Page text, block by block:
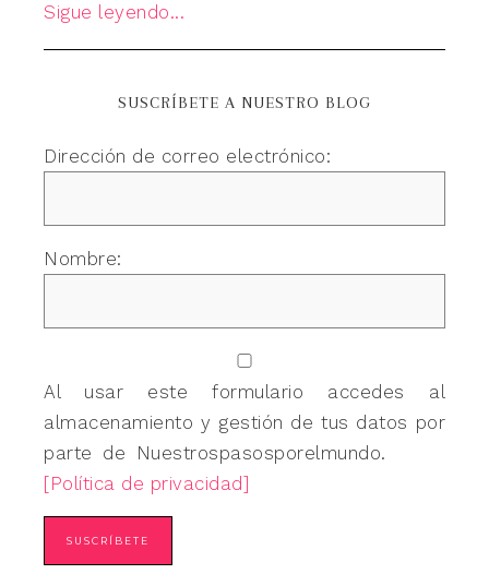
Sigue leyendo...
SUSCRÍBETE A NUESTRO BLOG
Dirección de correo electrónico:
Nombre:
Al usar este formulario accedes al
almacenamiento y gestión de tus datos por
parte de Nuestrospasosporelmundo.
[Política de privacidad]